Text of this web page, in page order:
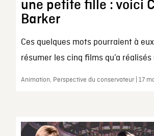
une petite fille : voici
Barker
Ces quelques mots pourraient à
résumer les cinq films qu’a réalisés
Animation, Perspective du conservateur | 17